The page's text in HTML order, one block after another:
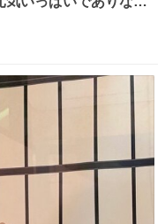
しっかりと制御され
人のあげた足の向き
が見て取れる…